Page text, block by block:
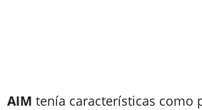
AIM tenía características como